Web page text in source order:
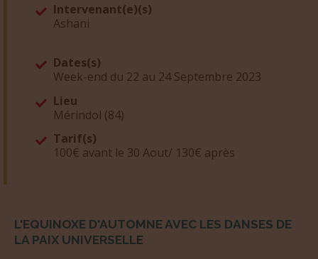
Intervenant(e)(s)
Ashani
Dates(s)
Week-end du 22 au 24 Septembre 2023
Lieu
Mérindol (84)
Tarif(s)
100€ avant le 30 Aout/ 130€ après
L'EQUINOXE D'AUTOMNE AVEC LES DANSES DE
LA PAIX UNIVERSELLE